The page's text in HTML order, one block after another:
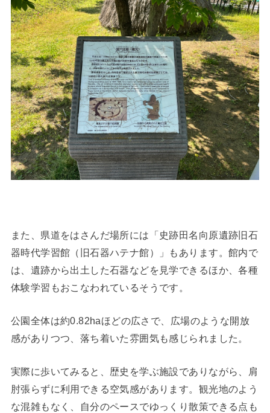
また、県道をはさんだ場所には「史跡田名向原遺跡旧石
器時代学習館（旧石器ハテナ館）」もあります。館内で
は、遺跡から出土した石器などを見学できるほか、各種
体験学習もおこなわれているそうです。
公園全体は約0.82haほどの広さで、広場のような開放
感がありつつ、落ち着いた雰囲気も感じられました。
実際に歩いてみると、歴史を学ぶ施設でありながら、肩
肘張らずに利用できる空気感があります。観光地のよう
な混雑もなく、自分のペースでゆっくり散策できる点も